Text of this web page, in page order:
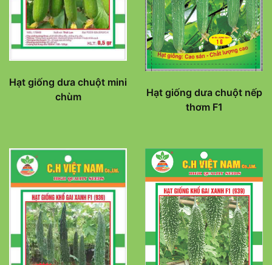
Hạt giống dưa chuột mini
chùm
Hạt giống dưa chuột nếp
thơm F1